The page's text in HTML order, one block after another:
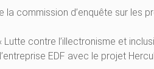
la commission d’enquête sur les
contre l’illectronisme et
EDF avec le projet